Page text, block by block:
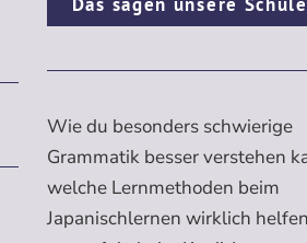
Wie du besonders schwierige
Grammatik besser verstehen
welche Lernmethoden beim
Japanischlernen wirklich